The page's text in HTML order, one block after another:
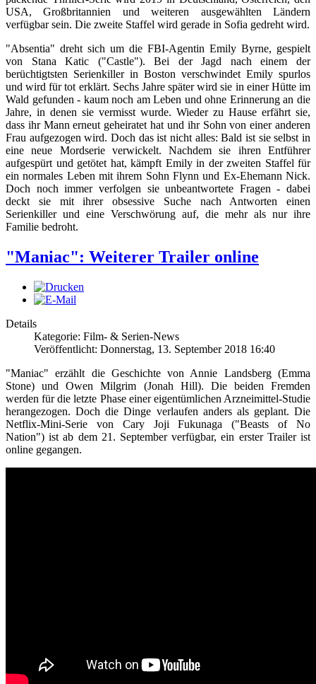
USA, Großbritannien und weiteren ausgewählten Ländern
verfügbar sein. Die zweite Staffel wird gerade in Sofia gedreht wird.
"Absentia" dreht sich um die FBI-Agentin Emily Byrne, gespielt
von Stana Katic ("Castle"). Bei der Jagd nach einem der
berüchtigtsten Serienkiller in Boston verschwindet Emily spurlos
und wird für tot erklärt. Sechs Jahre später wird sie in einer Hütte im
Wald gefunden - kaum noch am Leben und ohne Erinnerung an die
Jahre, in denen sie vermisst wurde. Wieder zu Hause erfährt sie,
dass ihr Mann erneut geheiratet hat und ihr Sohn von einer anderen
Frau aufgezogen wird. Doch das ist nicht alles: Bald ist sie selbst in
eine neue Mordserie verwickelt. Nachdem sie ihren Entführer
aufgespürt und getötet hat, kämpft Emily in der zweiten Staffel für
ein normales Leben mit ihrem Sohn Flynn und Ex-Ehemann Nick.
Doch noch immer verfolgen sie unbeantwortete Fragen - dabei
deckt sie mit ihrer obsessive Suche nach Antworten einen
Serienkiller und eine Verschwörung auf, die mehr als nur ihre
Familie bedroht.
"Maniac": Weiterer Trailer online
Details
Kategorie: Film- & Serien-News
Veröffentlicht: Donnerstag, 13. September 2018 16:40
"Maniac" erzählt die Geschichte von Annie Landsberg (Emma
Stone) und Owen Milgrim (Jonah Hill). Die beiden Fremden
werden für die letzte Phase einer eigentümlichen Arzneimittel-Studie
herangezogen. Doch die Dinge verlaufen anders als geplant. Die
Netflix-Mini-Serie von Cary Joji Fukunaga ("Beasts of No
Nation") ist ab dem 21. September verfügbar, ein erster Trailer ist
online gegangen.